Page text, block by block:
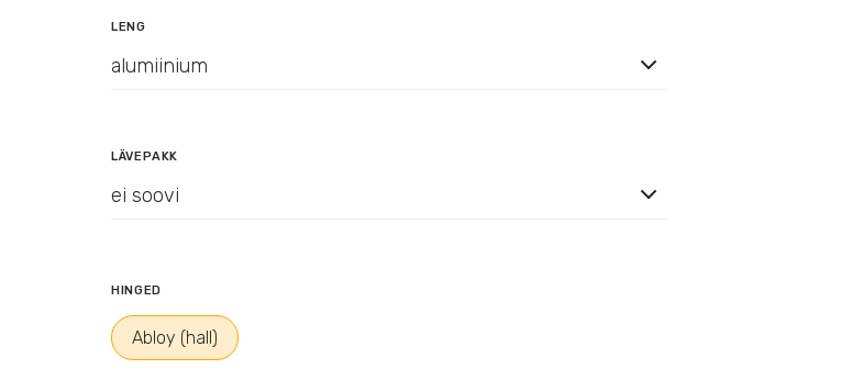
LENG
alumiinium
LÄVEPAKK
ei soovi
HINGED
Abloy (hall)